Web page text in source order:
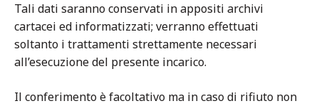
Tali dati saranno conservati in appositi archivi
cartacei ed informatizzati; verranno effettuati
soltanto i trattamenti strettamente necessari
all’esecuzione del presente incarico.
Il conferimento è facoltativo ma in caso di rifiuto non